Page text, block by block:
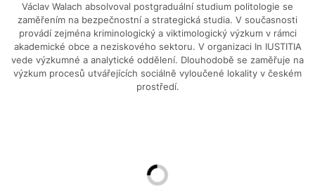
Václav Walach absolvoval postgraduální studium politologie se
zaměřením na bezpečnostní a strategická studia. V současnosti
provádí zejména kriminologický a viktimologický výzkum v rámci
akademické obce a neziskového sektoru. V organizaci In IUSTITIA
vede výzkumné a analytické oddělení. Dlouhodobě se zaměřuje na
výzkum procesů utvářejících sociálně vyloučené lokality v českém
prostředí.